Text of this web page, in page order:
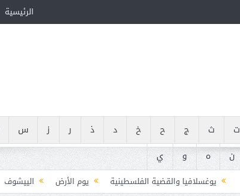
الرئيسية
ت ث ج ح خ د ذ ر ز س
ن ه و ي
الييشوف يوم الأرض
يوغسلافيا والقضية الفلسطينية